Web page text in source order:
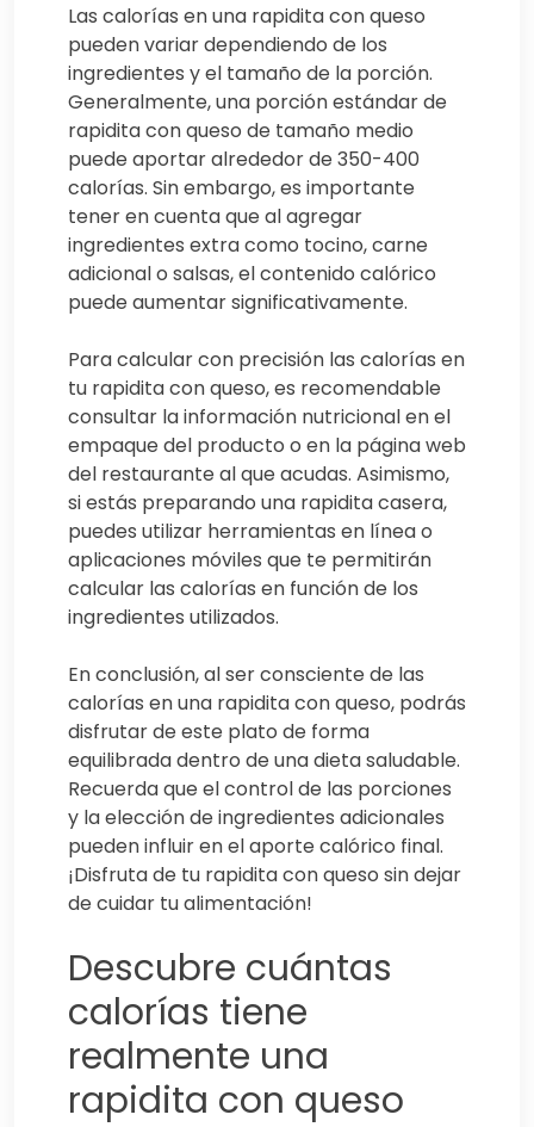
Las calorías en una rapidita con queso
pueden variar dependiendo de los
ingredientes y el tamaño de la porción.
Generalmente, una porción estándar de
rapidita con queso de tamaño medio
puede aportar alrededor de 350-400
calorías. Sin embargo, es importante
tener en cuenta que al agregar
ingredientes extra como tocino, carne
adicional o salsas, el contenido calórico
puede aumentar significativamente.
Para calcular con precisión las calorías en
tu rapidita con queso, es recomendable
consultar la información nutricional en el
empaque del producto o en la página web
del restaurante al que acudas. Asimismo,
si estás preparando una rapidita casera,
puedes utilizar herramientas en línea o
aplicaciones móviles que te permitirán
calcular las calorías en función de los
ingredientes utilizados.
En conclusión, al ser consciente de las
calorías en una rapidita con queso, podrás
disfrutar de este plato de forma
equilibrada dentro de una dieta saludable.
Recuerda que el control de las porciones
y la elección de ingredientes adicionales
pueden influir en el aporte calórico final.
¡Disfruta de tu rapidita con queso sin dejar
de cuidar tu alimentación!
Descubre cuántas
calorías tiene
realmente una
rapidita con queso